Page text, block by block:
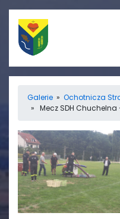
Straż Pożarna
Ośrodek zdrowia
Koło gospodyń
Galerie » Ochotnicza
» Mecz SDH Chuchelna